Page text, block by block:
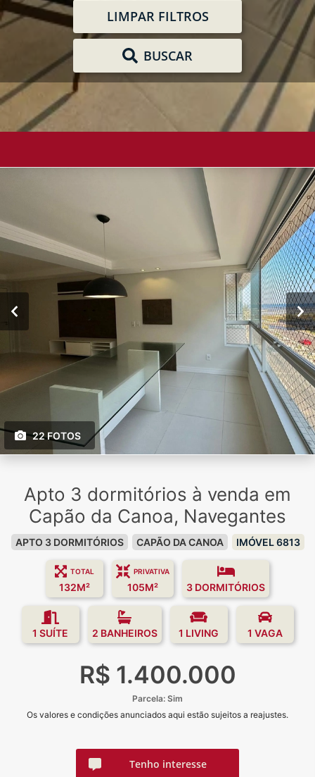
LIMPAR FILTROS
BUSCAR
22 FOTOS
Apto 3 dormitórios à venda em
Capão da Canoa, Navegantes
APTO 3 DORMITÓRIOS CAPÃO DA CANOA IMÓVEL 6813
TOTAL
132M²
PRIVATIVA
105M² 3 DORMITÓRIOS
1 SUÍTE 2 BANHEIROS 1 LIVING 1 VAGA
R$ 1.400.000
Parcela: Sim
Os valores e condições anunciados aqui estão sujeitos a reajustes.
Tenho interesse